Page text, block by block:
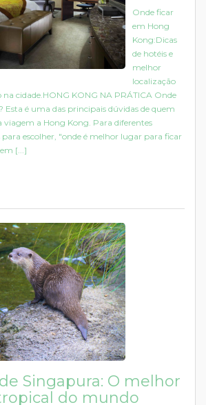
Onde ficar
em Hong
Kong:Dicas
de hotéis e
melhor
localização
na cidade.HONG KONG NA PRÁTICA Onde
Esta é uma das principais dúvidas de quem
viagem a Hong Kong. Para diferentes
para escolher, "onde é melhor lugar para ficar
[...]
Singapura: O melhor
do mundo